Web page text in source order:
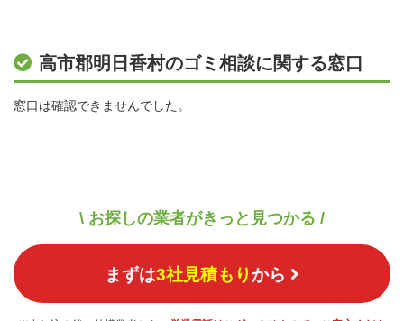
高市郡明日香村のゴミ相談に関する窓口
窓口は確認できませんでした。
\ お探しの業者がきっと見つかる /
まずは3社見積もりから